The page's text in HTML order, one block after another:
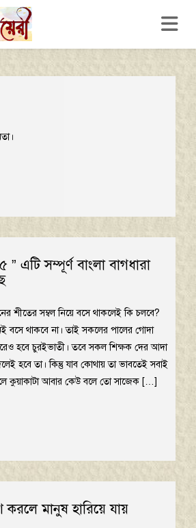
Toggle
এটি সম্পূর্ণ বাংলা বাগধারা
শীতের সম্বল নিয়ে বসে থাকলেই কি চলবে?
বসে থাকবে না। তাই সকলের পালের গোদা
হবে চুরইভাতী। তবে সকল শিক্ষক দের আদা
হবে তা। কিন্তু যাব কোথায় তা ভাবতেই সবাই
কুয়াকাটা আবার কেউ বলে তো সাজেক […]
করলে মানুষ হারিয়ে যায়